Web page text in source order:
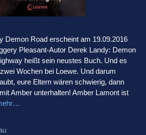
Demon Road erscheint am 19.09.2016
Pleasant-Autor Derek Landy: Demon
heißt sein neustes Buch. Und es
Wochen bei Loewe. Und darum
eure Eltern wären schwierig, dann
Amber unterhalten! Amber Lamont ist